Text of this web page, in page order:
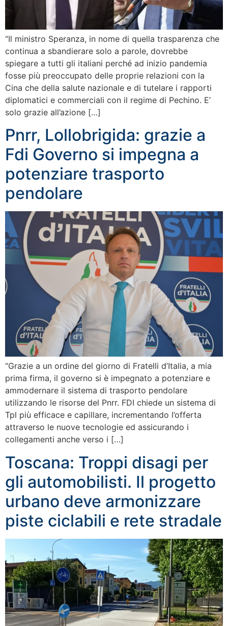
“Il ministro Speranza, in nome di quella trasparenza che
continua a sbandierare solo a parole, dovrebbe
spiegare a tutti gli italiani perché ad inizio pandemia
fosse più preoccupato delle proprie relazioni con la
Cina che della salute nazionale e di tutelare i rapporti
diplomatici e commerciali con il regime di Pechino. E’
solo grazie all’azione […]
Pnrr, Lollobrigida: grazie a
Fdi Governo si impegna a
potenziare trasporto
pendolare
“Grazie a un ordine del giorno di Fratelli d’Italia, a mia
prima firma, il governo si è impegnato a potenziare e
ammodernare il sistema di trasporto pendolare
utilizzando le risorse del Pnrr. FDI chiede un sistema di
Tpl più efficace e capillare, incrementando l’offerta
attraverso le nuove tecnologie ed assicurando i
collegamenti anche verso i […]
Toscana: Troppi disagi per
gli automobilisti. Il progetto
urbano deve armonizzare
piste ciclabili e rete stradale